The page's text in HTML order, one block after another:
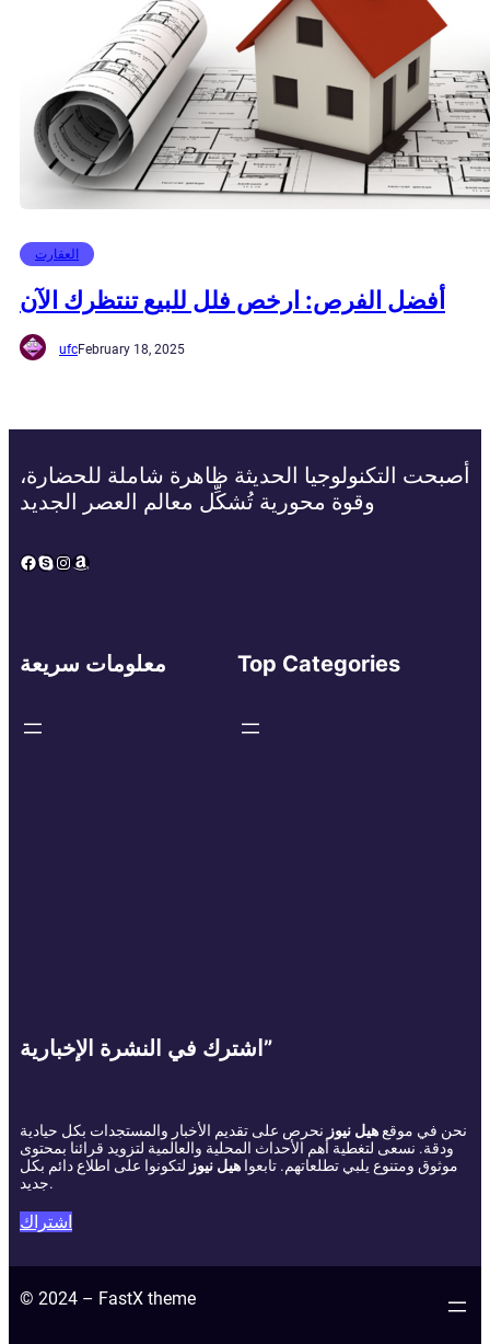
العقارت
أفضل الفرص: ارخص فلل للبيع تنتظرك الآن
ufcFebruary 18, 2025
أصبحت التكنولوجيا الحديثة ظاهرة شاملة للحضارة،
وقوة محورية تُشكِّل معالم العصر الجديد
Facebook
Skype
Instagram
Amazon
معلومات سريعة Top Categories
اشترك في النشرة الإخبارية”
نحن في موقع هيل نيوز نحرص على تقديم الأخبار والمستجدات بكل حيادية
ودقة. نسعى لتغطية أهم الأحداث المحلية والعالمية لتزويد قرائنا بمحتوى
موثوق ومتنوع يلبي تطلعاتهم. تابعوا هيل نيوز لتكونوا على اطلاع دائم بكل
جديد.
اشتراك
© 2024 – FastX theme